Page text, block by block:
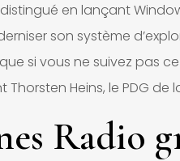
en lançant
son système
si vous ne suivez pas
Heins, le PDG de
Radio